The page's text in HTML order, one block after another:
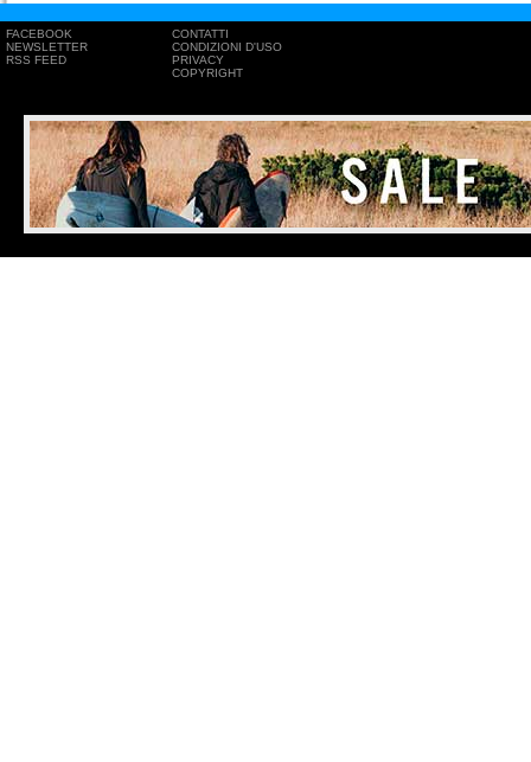
FACEBOOK
NEWSLETTER
RSS FEED
CONTATTI
CONDIZIONI D'USO
PRIVACY
COPYRIGHT